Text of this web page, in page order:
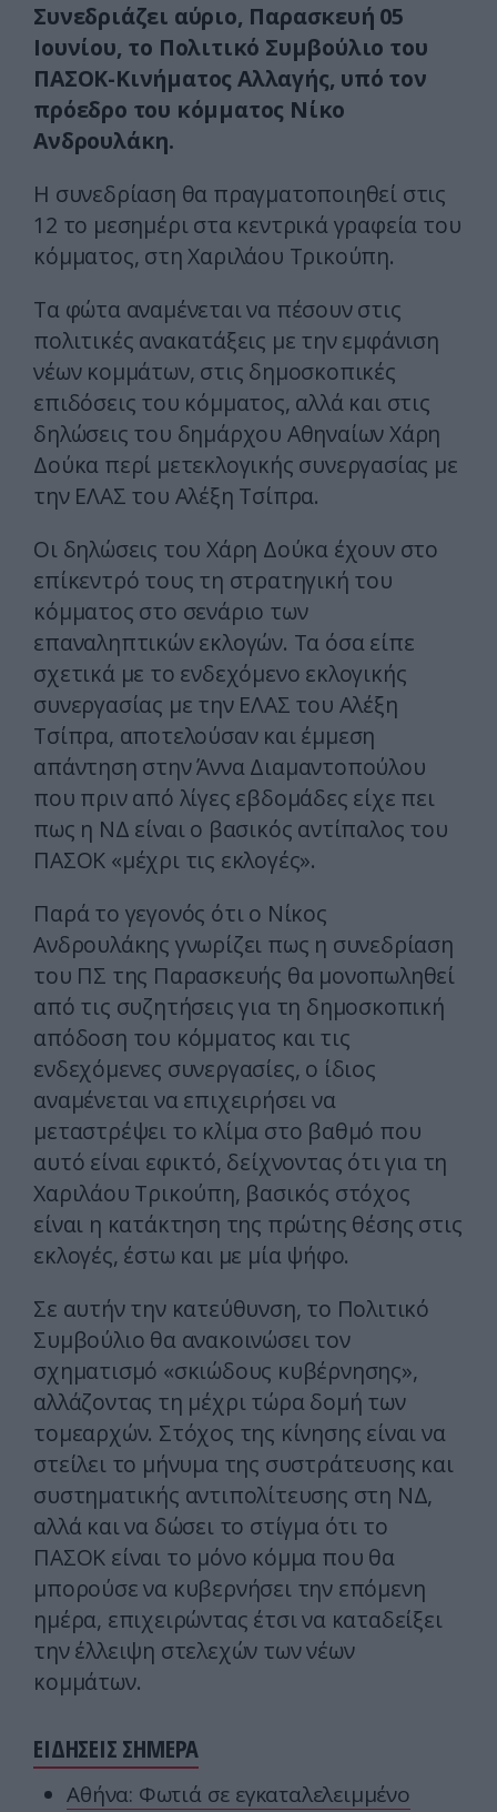
Συνεδριάζει αύριο, Παρασκευή 05
Ιουνίου, το Πολιτικό Συμβούλιο του
ΠΑΣΟΚ-Κινήματος Αλλαγής, υπό τον
πρόεδρο του κόμματος Νίκο
Ανδρουλάκη.
Η συνεδρίαση θα πραγματοποιηθεί στις
12 το μεσημέρι στα κεντρικά γραφεία του
κόμματος, στη Χαριλάου Τρικούπη.
Τα φώτα αναμένεται να πέσουν στις
πολιτικές ανακατάξεις με την εμφάνιση
νέων κομμάτων, στις δημοσκοπικές
επιδόσεις του κόμματος, αλλά και στις
δηλώσεις του δημάρχου Αθηναίων Χάρη
Δούκα περί μετεκλογικής συνεργασίας με
την ΕΛΑΣ του Αλέξη Τσίπρα.
Οι δηλώσεις του Χάρη Δούκα έχουν στο
επίκεντρό τους τη στρατηγική του
κόμματος στο σενάριο των
επαναληπτικών εκλογών. Τα όσα είπε
σχετικά με το ενδεχόμενο εκλογικής
συνεργασίας με την ΕΛΑΣ του Αλέξη
Τσίπρα, αποτελούσαν και έμμεση
απάντηση στην Άννα Διαμαντοπούλου
που πριν από λίγες εβδομάδες είχε πει
πως η ΝΔ είναι ο βασικός αντίπαλος του
ΠΑΣΟΚ «μέχρι τις εκλογές».
Παρά το γεγονός ότι ο Νίκος
Ανδρουλάκης γνωρίζει πως η συνεδρίαση
του ΠΣ της Παρασκευής θα μονοπωληθεί
από τις συζητήσεις για τη δημοσκοπική
απόδοση του κόμματος και τις
ενδεχόμενες συνεργασίες, ο ίδιος
αναμένεται να επιχειρήσει να
μεταστρέψει το κλίμα στο βαθμό που
αυτό είναι εφικτό, δείχνοντας ότι για τη
Χαριλάου Τρικούπη, βασικός στόχος
είναι η κατάκτηση της πρώτης θέσης στις
εκλογές, έστω και με μία ψήφο.
Σε αυτήν την κατεύθυνση, το Πoλιτικό
Συμβούλιο θα ανακοινώσει τον
σχηματισμό «σκιώδους κυβέρνησης»,
αλλάζοντας τη μέχρι τώρα δομή των
τομεαρχών. Στόχος της κίνησης είναι να
στείλει το μήνυμα της συστράτευσης και
συστηματικής αντιπολίτευσης στη ΝΔ,
αλλά και να δώσει το στίγμα ότι το
ΠΑΣΟΚ είναι το μόνο κόμμα που θα
μπορούσε να κυβερνήσει την επόμενη
ημέρα, επιχειρώντας έτσι να καταδείξει
την έλλειψη στελεχών των νέων
κομμάτων.
ΕΙΔΗΣΕΙΣ ΣΗΜΕΡΑ
Αθήνα: Φωτιά σε εγκαταλελειμμένο